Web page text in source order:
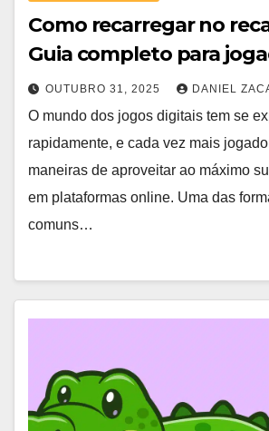
Como recarregar no
Guia completo para
OUTUBRO 31, 2025 DANIEL
O mundo dos jogos digitais tem se
rapidamente, e cada vez mais
maneiras de aproveitar ao máximo
em plataformas online. Uma das
comuns…